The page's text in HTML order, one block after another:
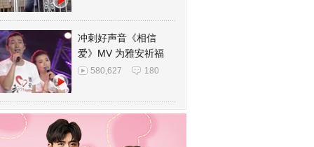
冲刺好声音《相信
爱》MV 为雅安祈福
580,627 180